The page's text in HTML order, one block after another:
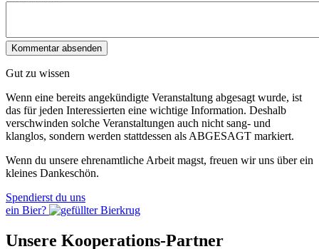
Gut zu wissen
Wenn eine bereits ange­kündigte Veranstaltung abgesagt wurde, ist
das für jeden Interessierten eine wichtige Information. Deshalb
verschwinden solche Veran­staltungen auch nicht sang- und
klanglos, sondern werden statt­dessen alsABGESAGT markiert.
Wenn du unsere ehrenamtliche Arbeit magst, freuen wir uns über ein
kleines Dankeschön.
Spendierst du uns
ein Bier?
Unsere Kooperations-Partner